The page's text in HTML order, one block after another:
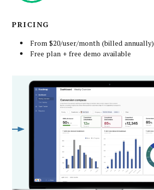
PRICING
From $20/user/month (billed annually)
Free plan + free demo available